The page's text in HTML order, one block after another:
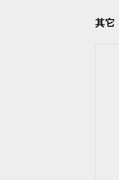
其它